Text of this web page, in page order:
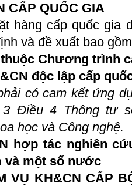
CẤP QUỐC GIA
hàng cấp quốc gia
và đề xuất bao
Chương trình
độc lập cấp
có cam kết ứng
Điều 4 Thông tư
học và Công nghệ.
hợp tác nghiên
và một số nước
VỤ KH&CN CẤP